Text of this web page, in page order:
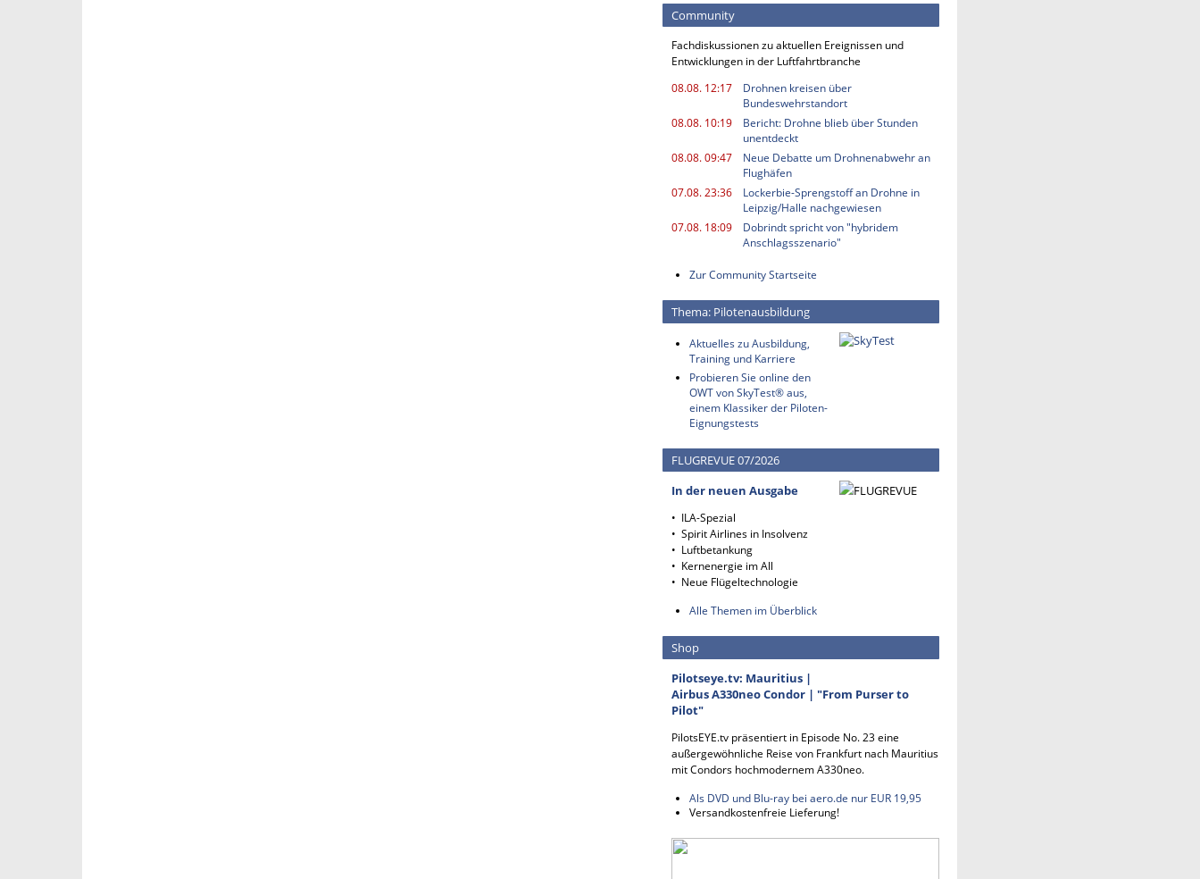
Community
Fachdiskussionen zu aktuellen Ereignissen und
Entwicklungen in der Luftfahrtbranche
08.08. 12:17
Drohnen kreisen über
Bundeswehrstandort
08.08. 10:19
Bericht: Drohne blieb über Stunden
unentdeckt
08.08. 09:47
Neue Debatte um Drohnenabwehr an
Flughäfen
07.08. 23:36
Lockerbie-Sprengstoff an Drohne in
Leipzig/Halle nachgewiesen
07.08. 18:09
Dobrindt spricht von "hybridem
Anschlagsszenario"
Zur Community Startseite
Thema: Pilotenausbildung
Aktuelles zu Ausbildung,
Training und Karriere
Probieren Sie online den
OWT von SkyTest® aus,
einem Klassiker der Piloten-
Eignungstests
FLUGREVUE 07/2026
In der neuen Ausgabe
• ILA-Spezial
• Spirit Airlines in Insolvenz
• Luftbetankung
• Kernenergie im All
• Neue Flügeltechnologie
Alle Themen im Überblick
Shop
Pilotseye.tv: Mauritius |
Airbus A330neo Condor | "From Purser to
Pilot"
PilotsEYE.tv präsentiert in Episode No. 23 eine
außergewöhnliche Reise von Frankfurt nach Mauritius
mit Condors hochmodernem A330neo.
Als DVD und Blu-ray bei aero.de nur EUR 19,95
Versandkostenfreie Lieferung!